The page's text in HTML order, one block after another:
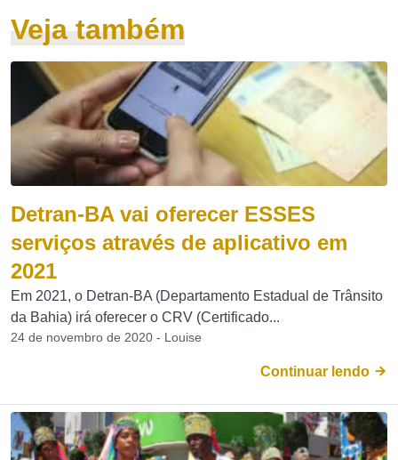
Veja também
Detran-BA vai oferecer ESSES
serviços através de aplicativo em
2021
Em 2021, o Detran-BA (Departamento Estadual de Trânsito
da Bahia) irá oferecer o CRV (Certificado...
24 de novembro de 2020 - Louise
Continuar lendo